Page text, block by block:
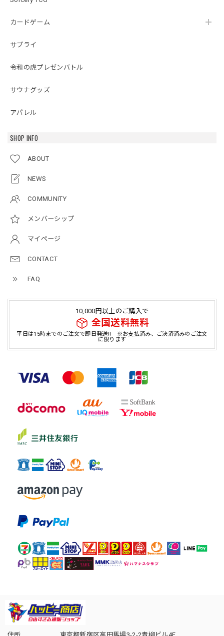
カードゲーム
サプライ
令和の虎プレゼンバトル
サウナグッズ
アパレル
SHOP INFO
ABOUT
NEWS
COMMUNITY
メンバーシップ
マイページ
CONTACT
FAQ
10,000円以上のご購入で
全国送料無料
平日は15時までのご注文で即日発送!! ※お支払済み、ご決済済みのご注文
に限ります